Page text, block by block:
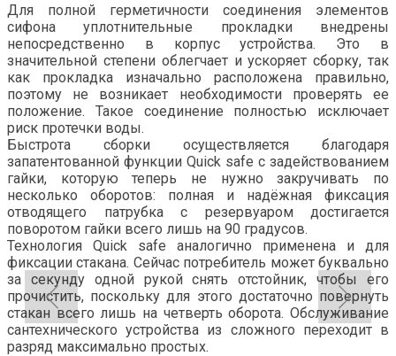
Для полной герметичности соединения элементов
сифона уплотнительные прокладки внедрены
непосредственно в корпус устройства. Это в
значительной степени облегчает и ускоряет сборку, так
как прокладка изначально расположена правильно,
поэтому не возникает необходимости проверять ее
положение. Такое соединение полностью исключает
риск протечки воды.
Быстрота сборки осуществляется благодаря
запатентованной функции Quick safe с задействованием
гайки, которую теперь не нужно закручивать по
несколько оборотов: полная и надёжная фиксация
отводящего патрубка с резервуаром достигается
поворотом гайки всего лишь на 90 градусов.
Технология Quick safe аналогично применена и для
фиксации стакана. Сейчас потребитель может буквально
за секунду одной рукой снять отстойник, чтобы его
прочистить, поскольку для этого достаточно повернуть
стакан всего лишь на четверть оборота. Обслуживание
сантехнического устройства из сложного переходит в
разряд максимально простых.